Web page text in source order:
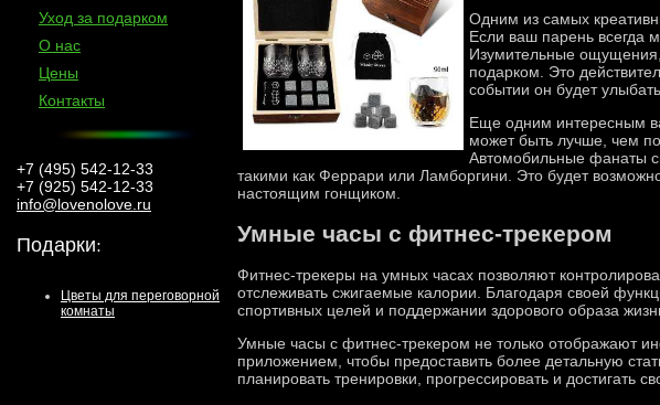
Уход за подарком
О нас
Цены
Контакты
+7 (495) 542-12-33
+7 (925) 542-12-33
info@lovenolove.ru
Подарки:
Цветы для переговорной
комнаты
Одним из самых
Если ваш парень всегда
Изумительные
подарком. Это
событии он будет
Еще одним интересным
может быть лучше, чем
Автомобильные фанаты
такими как Феррари или Ламборгини. Это будет
настоящим гонщиком.
Умные часы с фитнес-трекером
Фитнес-трекеры на умных часах позволяют
отслеживать сжигаемые калории. Благодаря своей
спортивных целей и поддержании здорового образа
Умные часы с фитнес-трекером не только отображают
приложением, чтобы предоставить более детальную
планировать тренировки, прогрессировать и достигать